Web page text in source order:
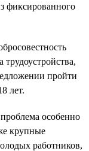
фиксированного
трудоустройства,
пройти
лет.
особенно
крупные
работников,